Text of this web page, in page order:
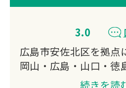
3.0
広島市安佐北区を拠点
岡山・広島・山口・徳
高知の中国・四国9県
続きを読